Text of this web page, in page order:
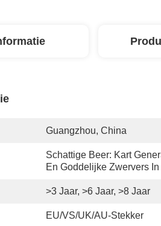
Guangzhou, China
Schattige Beer: Kart
En Goddelijke Zwervers
>3 Jaar, >6 Jaar, >8 Jaar
EU/VS/UK/AU-Stekker